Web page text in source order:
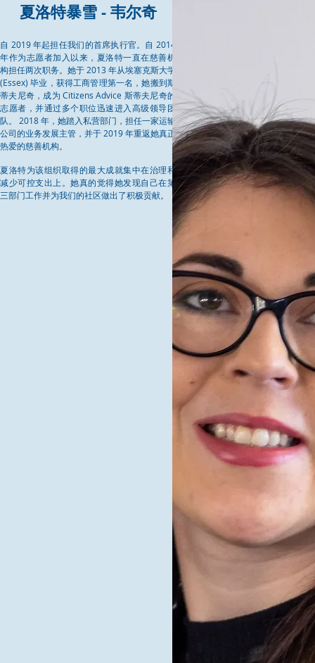
夏洛特暴雪 - 韦尔奇
自 2019 年起担任我们的首席执行官。自 2014
年作为志愿者加入以来，夏洛特一直在慈善机
构担任两次职务。她于 2013 年从埃塞克斯大学
(Essex) 毕业，获得工商管理第一名，她搬到斯
蒂夫尼奇，成为 Citizens Advice 斯蒂夫尼奇的
志愿者，并通过多个职位迅速进入高级领导团
队。 2018 年，她踏入私营部门，担任一家运输
公司的业务发展主管，并于 2019 年重返她真正
热爱的慈善机构。
夏洛特为该组织取得的最大成就集中在治理和
减少可控支出上。她真的觉得她发现自己在第
三部门工作并为我们的社区做出了积极贡献。